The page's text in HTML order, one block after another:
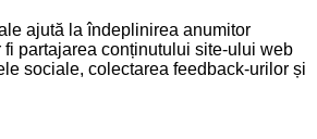
ajută la îndeplinirea anumitor
fi partajarea conținutului site-ului web
sociale, colectarea feedback-urilor și